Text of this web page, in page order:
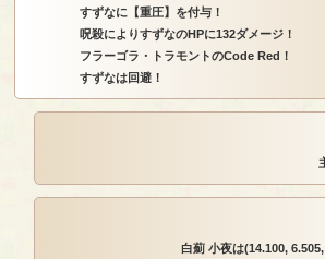
すずなに【重圧】を付与！
呪殺によりすずなのHPに132ダメージ！
フラーゴラ・トラモントのCode Red！
すずなは回避！
白薊 小夜は(14.100,